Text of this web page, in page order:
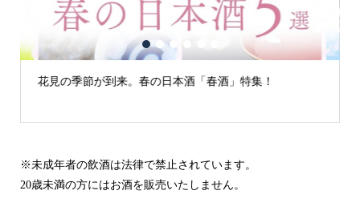
春の日本酒「春酒」特集！ 古城の街「犬山」の日本
1 2 3
※未成年者の飲酒は法律で禁止されています。
20歳未満の方にはお酒を販売いたしません。